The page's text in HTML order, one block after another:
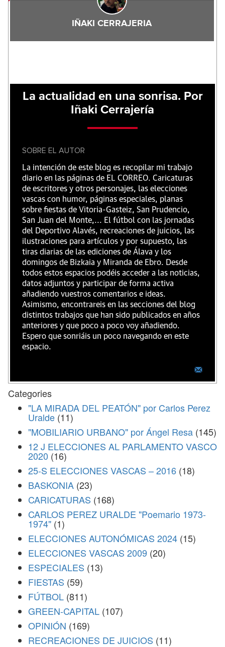
IÑAKI CERRAJERIA
La actualidad en una sonrisa. Por
Iñaki Cerrajería
SOBRE EL AUTOR
La intención de este blog es recopilar mi trabajo
diario en las páginas de EL CORREO. Caricaturas
de escritores y otros personajes, las elecciones
vascas con humor, páginas especiales, planas
sobre fiestas de Vitoria-Gasteiz, San Prudencio,
San Juan del Monte,... El fútbol con las jornadas
del Deportivo Alavés, recreaciones de juicios, las
ilustraciones para artículos y por supuesto, las
tiras diarias de las ediciones de Álava y los
domingos de Bizkaia y Miranda de Ebro. Desde
todos estos espacios podéis acceder a las noticias,
datos adjuntos y participar de forma activa
añadiendo vuestros comentarios e ideas.
Asimismo, encontrareis en las secciones del blog
distintos trabajos que han sido publicados en años
anteriores y que poco a poco voy añadiendo.
Espero que sonriáis un poco navegando en este
espacio.
Categories
"LA MIRADA DEL PEATÓN" por Carlos Perez
Uralde (11)
"MOBILIARIO URBANO" por Ángel Resa (145)
12 J ELECCIONES AL PARLAMENTO VASCO
2020 (16)
25-S ELECCIONES VASCAS – 2016 (18)
BASKONIA (23)
CARICATURAS (168)
CARLOS PEREZ URALDE "Poemario 1973-
1974" (1)
ELECCIONES AUTONÓMICAS 2024 (15)
ELECCIONES VASCAS 2009 (20)
ESPECIALES (13)
FIESTAS (59)
FÚTBOL (811)
GREEN-CAPITAL (107)
OPINIÓN (169)
RECREACIONES DE JUICIOS (11)